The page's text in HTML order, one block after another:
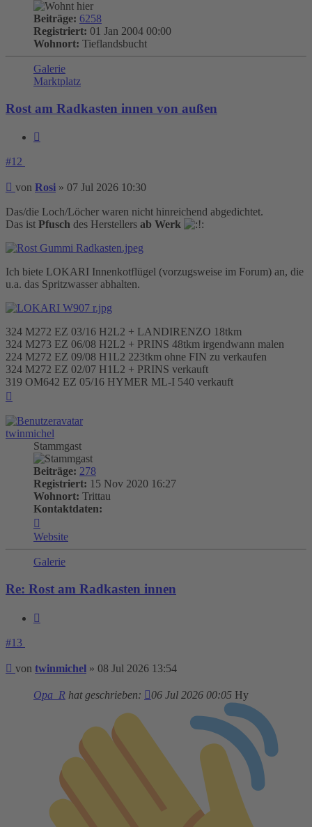
Beiträge: 6258
Registriert: 01 Jan 2004 00:00
Wohnort: Tieflandsbucht
Galerie
Marktplatz
Rost am Radkasten innen von außen
#12
Beitrag
von Rosi » 07 Jul 2026 10:30
Das/die Loch/Löcher waren nicht hinreichend abgedichtet.
Das ist Pfusch des Herstellers ab Werk
Ich biete LOKARI Innenkotflügel (vorzugsweise im Forum) an, die
u.a. das Spritzwasser abhalten.
324 M272 EZ 03/16 H2L2 + LANDIRENZO 18tkm
324 M273 EZ 06/08 H2L2 + PRINS 48tkm irgendwann malen
224 M272 EZ 09/08 H1L2 223tkm ohne FIN zu verkaufen
324 M272 EZ 02/07 H1L2 + PRINS verkauft
319 OM642 EZ 05/16 HYMER ML-I 540 verkauft
twinmichel
Stammgast
Beiträge: 278
Registriert: 15 Nov 2020 16:27
Wohnort: Trittau
Kontaktdaten:
von
twinmichel
Website
Galerie
Re: Rost am Radkasten innen
#13
Beitrag
von twinmichel » 08 Jul 2026 13:54
Opa_R hat geschrieben: 06 Jul 2026 00:05 Hy